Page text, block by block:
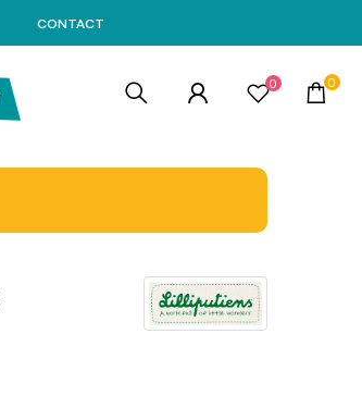
CONTACT
0 0